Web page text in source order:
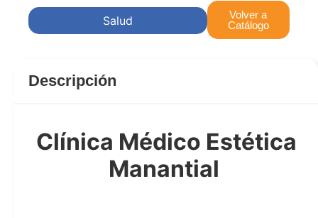
Salud
Volver a
Catálogo
Descripción
Clínica Médico Estética
Manantial